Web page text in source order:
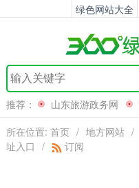
绿色网站大全
推荐： 山东旅游政务网
所在位置: 首页 / 地方网站 /
址入口 / 订阅